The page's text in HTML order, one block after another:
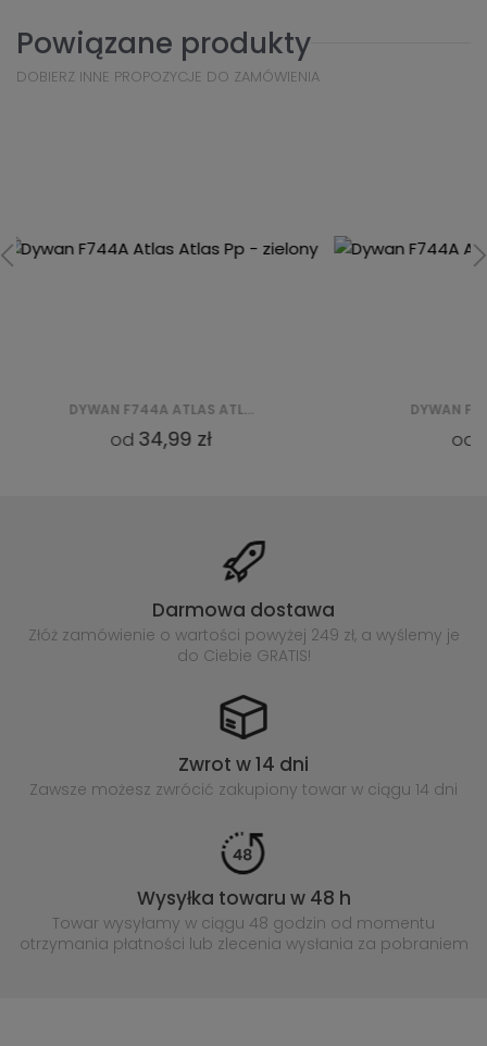
Powiązane produkty
DOBIERZ INNE PROPOZYCJE DO ZAMÓWIENIA
od52,99 zł
Darmowa dostawa
Złóż zamówienie o wartości powyżej 249 zł, a wyślemy je
do Ciebie GRATIS!
Zwrot w 14 dni
Zawsze możesz zwrócić zakupiony towar w ciągu 14 dni
Wysyłka towaru w 48 h
Towar wysyłamy w ciągu 48 godzin od momentu
otrzymania płatności lub zlecenia wysłania za pobraniem